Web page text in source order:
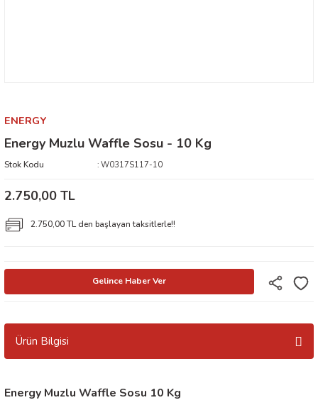
ENERGY
Energy Muzlu Waffle Sosu - 10 Kg
Stok Kodu W0317S117-10
2.750,00 TL
2.750,00 TL den başlayan taksitlerle!!
Gelince Haber Ver
Ürün Bilgisi
Energy Muzlu Waffle Sosu 10 Kg